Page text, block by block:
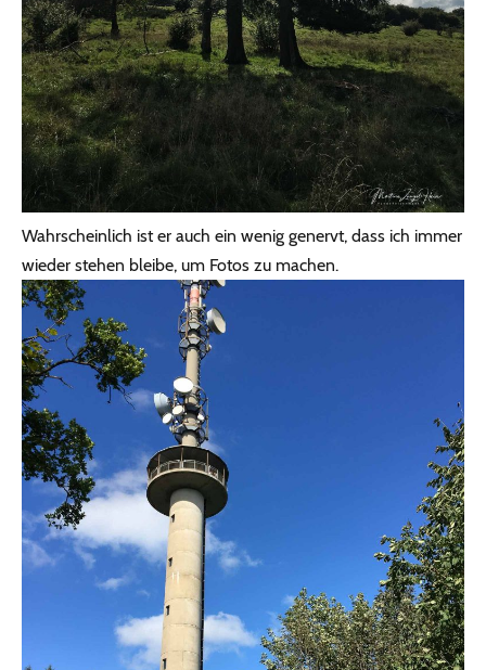
Wahrscheinlich ist er auch ein wenig genervt, dass ich immer
wieder stehen bleibe, um Fotos zu machen.